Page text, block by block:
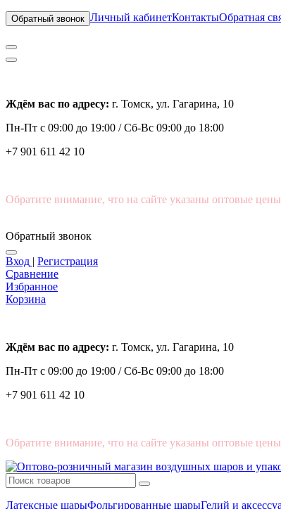
Обратный звонок Личный кабинетКонтактыОбратная
Ждём вас по адресу: г. Томск, ул. Гагарина, 10
Пн-Пт с 09:00 до 19:00 /Сб-Вс 09:00 до 18:00
+7 901 611 42 10
Обратите внимание, что на сайте указаны оптовые
Обратный звонок
Вход | Регистрация
Сравнение
Избранное
Корзина
Ждём вас по адресу: г. Томск, ул. Гагарина, 10
Пн-Пт с 09:00 до 19:00 /Сб-Вс 09:00 до 18:00
+7 901 611 42 10
Обратите внимание, что на сайте указаны оптовые
Латексные шарыФольгированные шарыГелий и